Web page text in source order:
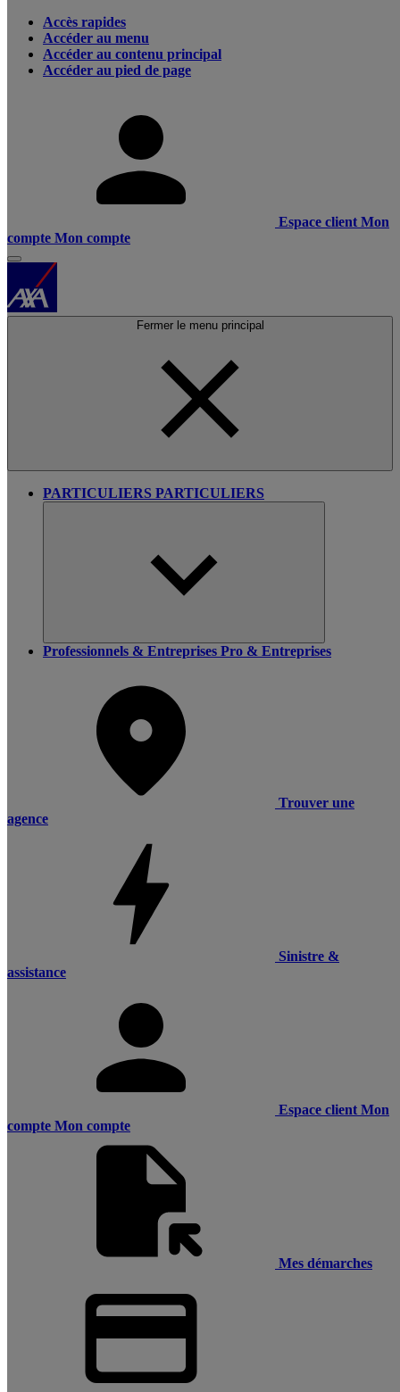
Accès rapides
Accéder au menu
Accéder au contenu principal
Accéder au pied de page
Espace client Mon
compte Mon compte
Fermer le menu principal
PARTICULIERS PARTICULIERS
Professionnels & Entreprises Pro & Entreprises
Trouver une
agence
Sinistre &
assistance
Espace client Mon
compte Mon compte
Mes démarches